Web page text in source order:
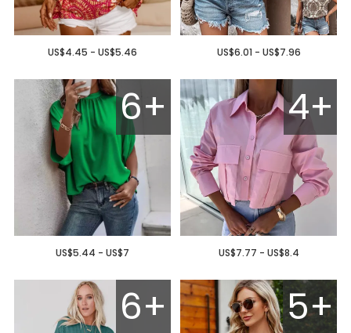
US$4.45 - US$5.46 US$6.01 - US$7.96
6+
US$5.44 - US$7
4+
US$7.77 - US$8.4
6+ 5+